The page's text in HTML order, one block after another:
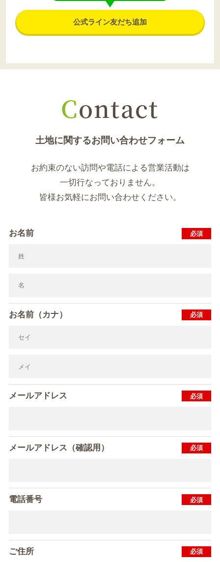
公式ライン友だち追加
Contact
土地に関するお問い合わせフォーム
お約束のない訪問や電話による営業活動は
一切行なっておりません。
皆様お気軽にお問い合わせください。
お名前
お名前（カナ）
メールアドレス
メールアドレス（確認用）
電話番号
ご住所